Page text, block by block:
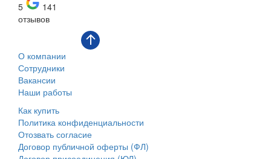
5
141
отзывов
О компании
Сотрудники
Вакансии
Наши работы
Как купить
Политика конфиденциальности
Отозвать согласие
Договор публичной оферты (ФЛ)